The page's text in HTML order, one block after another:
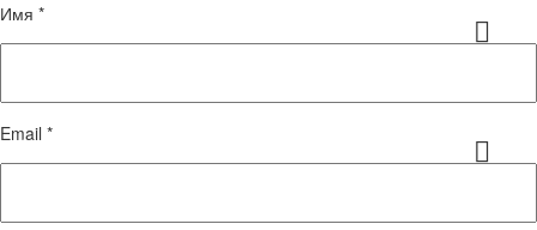
Имя *
Email *